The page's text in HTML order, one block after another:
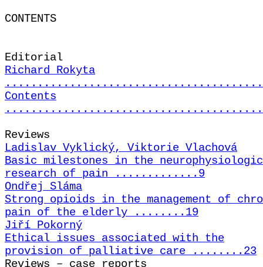
Editorial
Richard Rokyta
Contents
Reviews
Ladislav Vyklický, Viktorie Vlachová
Basic milestones in the
research of pain .............9
Ondřej Sláma
Strong opioids in the management of
pain of the elderly ........19
Jiří Pokorný
Ethical issues associated with the
provision of palliative care ........23
Reviews – case reports